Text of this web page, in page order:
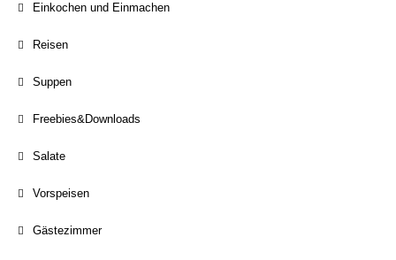
Einkochen und Einmachen
Reisen
Suppen
Freebies&Downloads
Salate
Vorspeisen
Gästezimmer